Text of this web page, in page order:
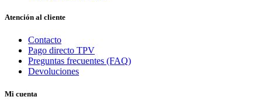
Atención al cliente
Contacto
Pago directo TPV
Preguntas frecuentes (FAQ)
Devoluciones
Mi cuenta